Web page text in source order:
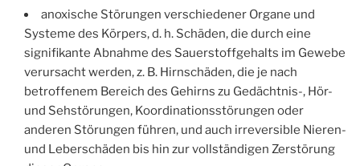
anoxische Störungen verschiedener Organe und
Systeme des Körpers, d. h. Schäden, die durch eine
signifikante Abnahme des Sauerstoffgehalts im Gewebe
verursacht werden, z. B. Hirnschäden, die je nach
betroffenem Bereich des Gehirns zu Gedächtnis-, Hör-
und Sehstörungen, Koordinationsstörungen oder
anderen Störungen führen, und auch irreversible Nieren-
und Leberschäden bis hin zur vollständigen Zerstörung